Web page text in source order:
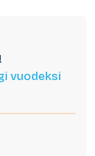
vuodeksi